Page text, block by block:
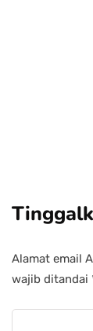
Alamat email
wajib ditandai